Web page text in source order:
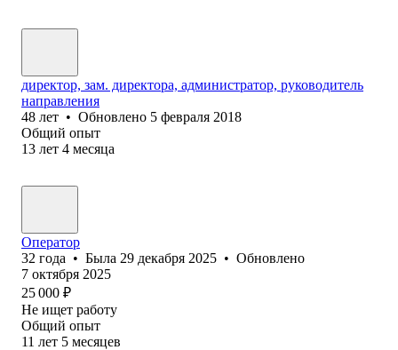
директор, зам. директора, администратор, руководитель
направления
48 лет • Обновлено 5 февраля 2018
Общий опыт
13 лет 4 месяца
Оператор
32 года • Была 29 декабря 2025 • Обновлено
7 октября 2025
25 000 ₽
Не ищет работу
Общий опыт
11 лет 5 месяцев